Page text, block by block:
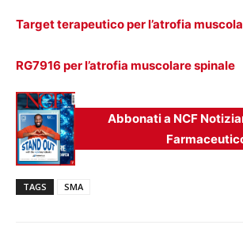
Target terapeutico per l’atrofia
RG7916 per l’atrofia muscolare spinale
Abbonati a NCF
TAGS SMA